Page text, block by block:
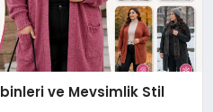
ve Mevsimlik Stil